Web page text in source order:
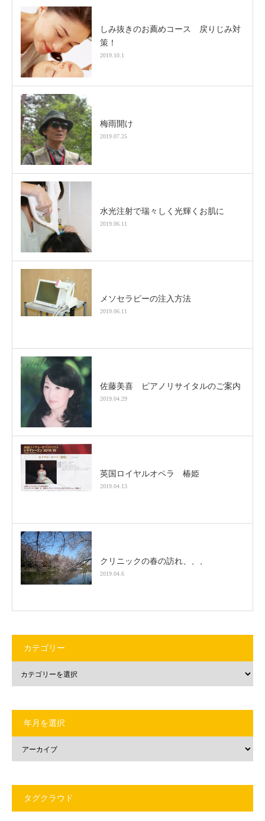
しみ抜きのお薦めコース 戻りじみ対
策！
2019.10.1
梅雨開け
2019.07.25
水光注射で瑞々しく光輝くお肌に
2019.06.11
メソセラピーの注入方法
2019.06.11
佐藤美喜 ピアノリサイタルのご案内
2019.04.29
英国ロイヤルオペラ 椿姫
2019.04.13
クリニックの春の訪れ、、、
2019.04.6
カテゴリー
年月を選択
タグクラウド